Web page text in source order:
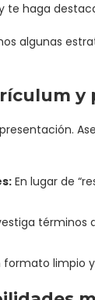
te haga
algunas
y
En lugar de
términos
formato limpio